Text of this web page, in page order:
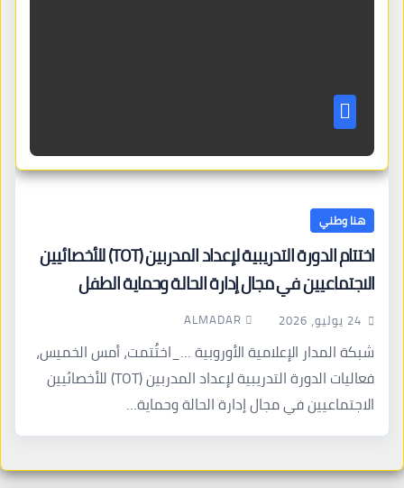
هنا وطني
اختتام الدورة التدريبية لإعداد المدربين (TOT) للأخصائيين
الاجتماعيين في مجال إدارة الحالة وحماية الطفل
24 يوليو، 2026 ALMADAR
شبكة المدار الإعلامية الأوروبية …_اختُتمت، أمس الخميس،
فعاليات الدورة التدريبية لإعداد المدربين (TOT) للأخصائيين
الاجتماعيين في مجال إدارة الحالة وحماية…